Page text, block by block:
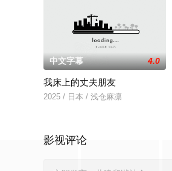
中文字幕 4.0
我床上的丈夫朋友
2025 / 日本 / 浅仓麻凛
影视评论